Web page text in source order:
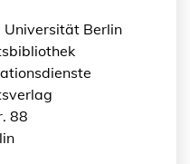
Universität Berlin
88